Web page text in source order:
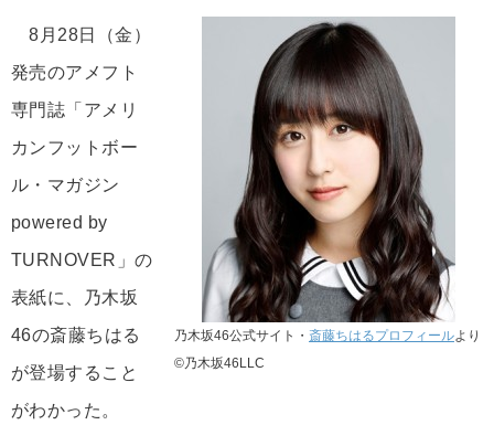
乃木坂46公式サイト・ 斎藤ちはるプロフィールより
©乃木坂46LLC
8月28日（金）
発売のアメフト
専門誌「アメリ
カンフットボー
ル・マガジン
powered by
TURNOVER」の
表紙に、乃木坂
46の斎藤ちはる
が登場すること
がわかった。